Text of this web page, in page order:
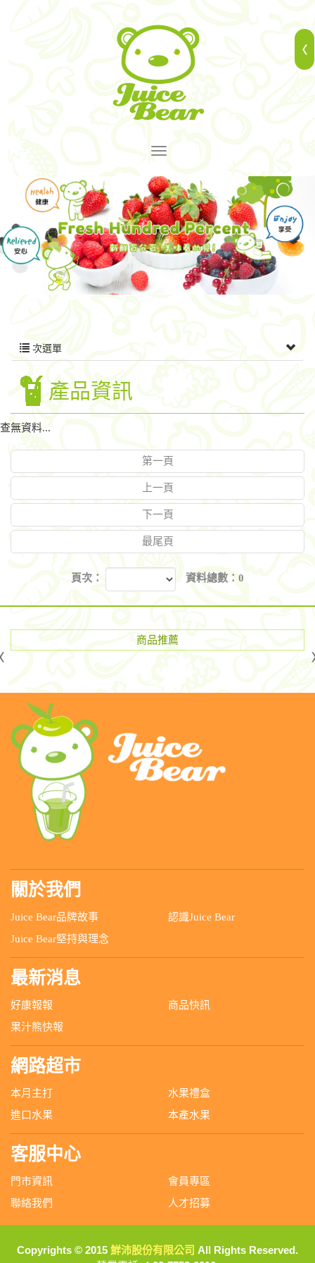
次選單
產品資訊
查無資料...
第一頁
上一頁
下一頁
最尾頁
頁次： 資料總數：0
商品推薦
關於我們
Juice Bear品牌故事
認識Juice Bear
Juice Bear堅持與理念
最新消息
好康報報
商品快訊
果汁熊快報
網路超市
本月主打
水果禮盒
進口水果
本產水果
客服中心
門市資訊
會員專區
聯絡我們
人才招募
Copyrights © 2015 鮮沛股份有限公司 All Rights Reserved.